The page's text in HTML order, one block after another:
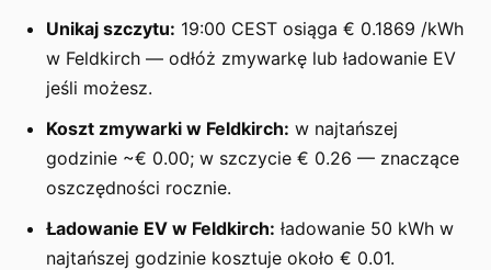
Unikaj szczytu: 19:00 CEST osiąga € 0.1869 /kWh
w Feldkirch — odłóż zmywarkę lub ładowanie EV
jeśli możesz.
Koszt zmywarki w Feldkirch: w najtańszej
godzinie ~€ 0.00; w szczycie € 0.26 — znaczące
oszczędności rocznie.
Ładowanie EV w Feldkirch: ładowanie 50 kWh w
najtańszej godzinie kosztuje około € 0.01.